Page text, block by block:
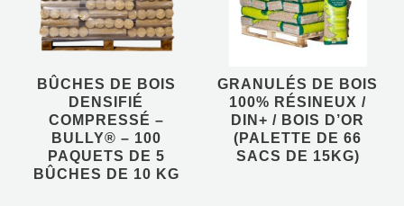
BÛCHES DE BOIS
DENSIFIÉ
COMPRESSÉ –
BULLY® – 100
PAQUETS DE 5
BÛCHES DE 10 KG
BÛCHES DE 10 KG
415,00€ TTC
AJOUTER AU PANIER
GRANULÉS DE BOIS
100% RÉSINEUX /
DIN+ / BOIS D’OR
(PALETTE DE 66
SACS DE 15KG)
SACS DE 15KG)
426,36€ TTC
AJOUTER AU PANIER